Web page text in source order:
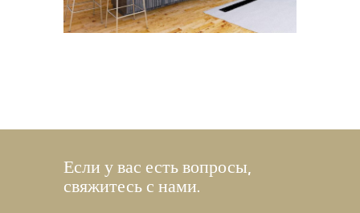
Если у вас есть вопросы,
свяжитесь с нами.